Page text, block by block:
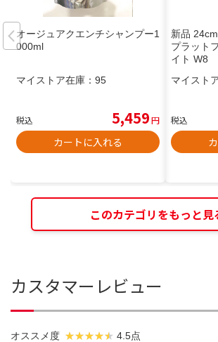
オージュアクエンチシャンプー1
000ml
マイストア在庫： 95
税込 5,459円
カートに入れる
新品
プラット
イト W8
マイスト
税込
このカテゴリをもっと見
カスタマーレビュー
オススメ度 4.5点